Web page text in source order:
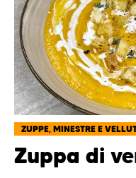
ZUPPE, MINESTRE E
Zuppa di